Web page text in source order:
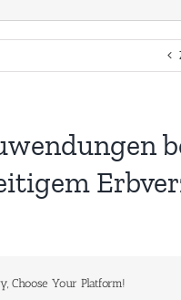
Choose Your Platform!